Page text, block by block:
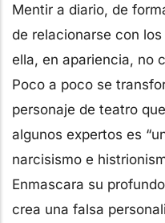
Mentir a diario, de
de relacionarse con
ella, en apariencia, no
Poco a poco se
personaje de teatro
algunos expertos es
narcisismo e
Enmascara su
crea una falsa